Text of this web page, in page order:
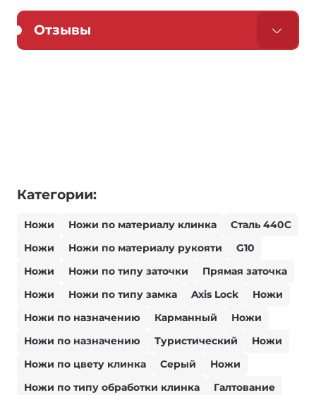
Отзывы
Категории:
Ножи Ножи по материалу клинка
Сталь 440С
Ножи
Ножи по материалу рукояти
G10
Ножи
Ножи по типу заточки
Прямая заточка
Ножи
Ножи по типу замка Axis Lock
Ножи
Ножи по назначению
Карманный
Ножи
Ножи по назначению
Туристический
Ножи
Ножи по цвету клинка
Серый
Ножи
Ножи по типу обработки клинка
Галтование